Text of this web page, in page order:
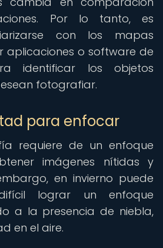
Por lo tanto, es
con los mapas
aplicaciones o software de
identificar los objetos
fotografiar.
para enfocar
requiere de un enfoque
imágenes nítidas y
en invierno puede
lograr un enfoque
a la presencia de niebla,
en el aire.